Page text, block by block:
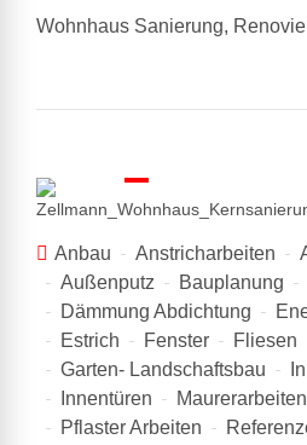
Wohnhaus Sanierung,
Anbau Anstricharbeiten
Außenputz
Bauplanung
Dämmung Abdichtung
Estrich
Fenster Fliesen
Garten- Landschaftsbau
Innentüren
Maurerarbeiten
Pflaster Arbeiten